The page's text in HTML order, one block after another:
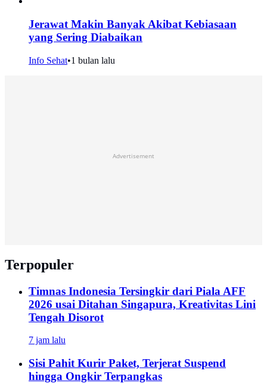
Jerawat Makin Banyak Akibat Kebiasaan
yang Sering Diabaikan
Info Sehat•1 bulan lalu
Advertisement
Terpopuler
Timnas Indonesia Tersingkir dari Piala AFF
2026 usai Ditahan Singapura, Kreativitas Lini
Tengah Disorot
7 jam lalu
Sisi Pahit Kurir Paket, Terjerat Suspend
hingga Ongkir Terpangkas